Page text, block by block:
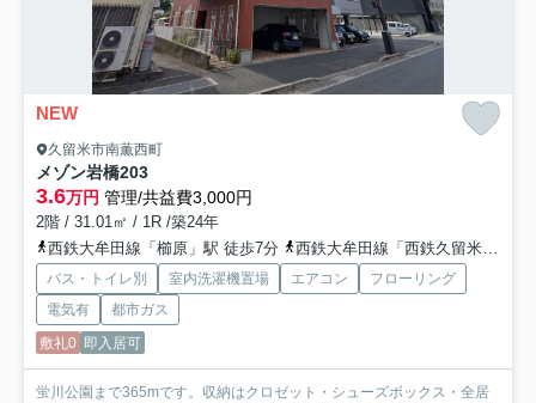
NEW
久留米市南薫西町
メゾン岩橋203
3.6万円 管理/共益費3,000円
2階 / 31.01㎡ / 1R /築24年
西鉄大牟田線「櫛原」駅 徒歩7分
西鉄大牟田線「西鉄久留米」駅 徒歩8分
バス・トイレ別 室内洗濯機置場 エアコン
フローリング
電気有
都市ガス
敷礼0 即入居可
蛍川公園まで365mです。収納はクロゼット・シューズボックス・全居